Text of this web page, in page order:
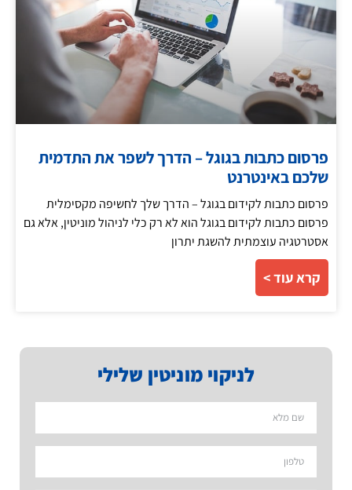
לניקוי מוניטין שלילי
פרסום כתבות בגוגל – הדרך לשפר את התדמית
שלכם באינטרנט
פרסום כתבות לקידום בגוגל – הדרך שלך לחשיפה מקסימלית
פרסום כתבות לקידום בגוגל הוא לא רק כלי לניהול מוניטין, אלא גם
אסטרטגיה עוצמתית להשגת יתרון
קרא עוד >